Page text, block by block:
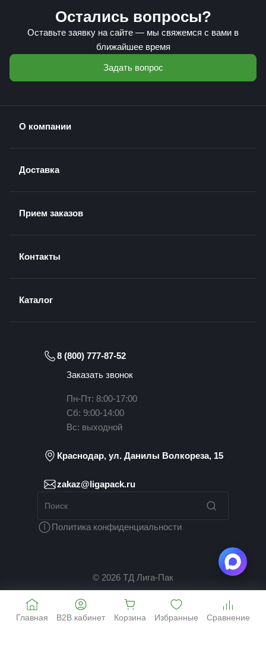
Остались вопросы?
Оставьте заявку на сайте — мы свяжемся с вами в
ближайшее время
Задать вопрос
О компании
Доставка
Прием заказов
Контакты
Каталог
8 (800) 777-87-52
Заказать звонок
Пн-Пт: 8:00-17:00
Сб: 9:00-14:00
Вс: выходной
Краснодар, ул. Данилы Волкореза, 15
zakaz@ligapack.ru
Политика конфиденциальности
© 2026 ТД Лига-Пак
Главная B2B кабинет Корзина Избранные Сравнение